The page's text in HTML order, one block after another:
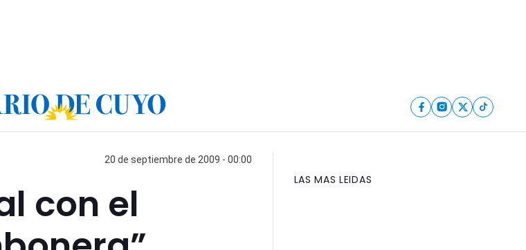
20 de septiembre de 2009 - 00:00
con el
LAS MAS LEIDAS